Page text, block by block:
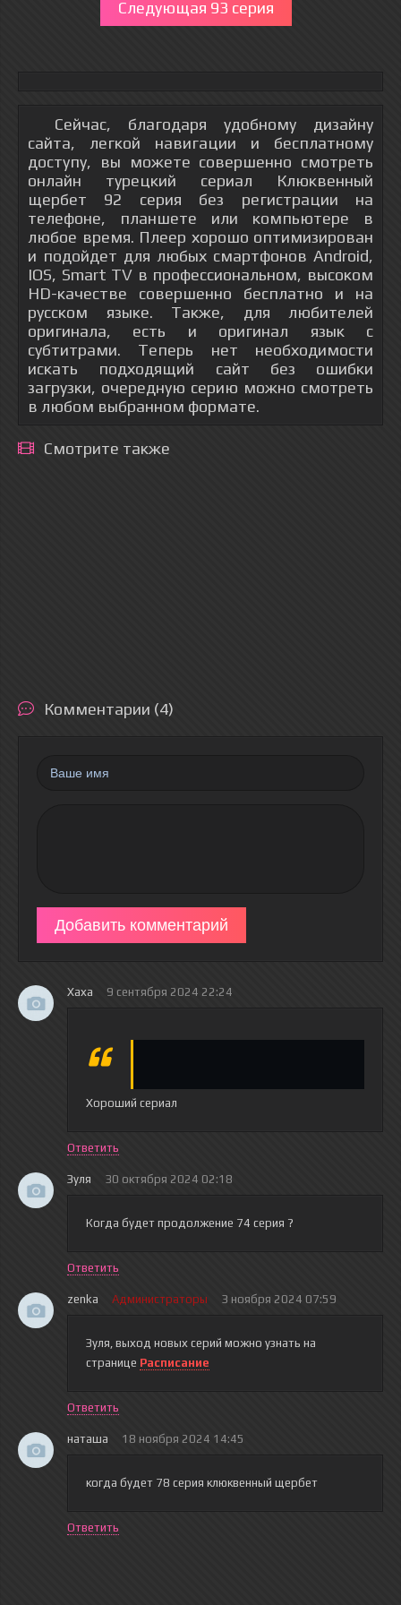
Следующая 93 серия
Сейчас, благодаря удобному дизайну
сайта, легкой навигации и бесплатному
доступу, вы можете совершенно смотреть
онлайн турецкий сериал Клюквенный
щербет 92 серия без регистрации на
телефоне, планшете или компьютере в
любое время. Плеер хорошо оптимизирован
и подойдет для любых смартфонов Android,
IOS, Smart TV в профессиональном, высоком
HD-качестве совершенно бесплатно и на
русском языке. Также, для любителей
оригинала, есть и оригинал язык с
субтитрами. Теперь нет необходимости
искать подходящий сайт без ошибки
загрузки, очередную серию можно смотреть
в любом выбранном формате.
Смотрите также
Комментарии (4)
Добавить комментарий
Хаха 9 сентября 2024 22:24
Хороший сериал
Ответить
Зуля 30 октября 2024 02:18
Когда будет продолжение 74 серия ?
Ответить
zenka Администраторы 3 ноября 2024 07:59
Зуля, выход новых серий можно узнать на
странице Расписание
Ответить
наташа 18 ноября 2024 14:45
когда будет 78 серия клюквенный щербет
Ответить